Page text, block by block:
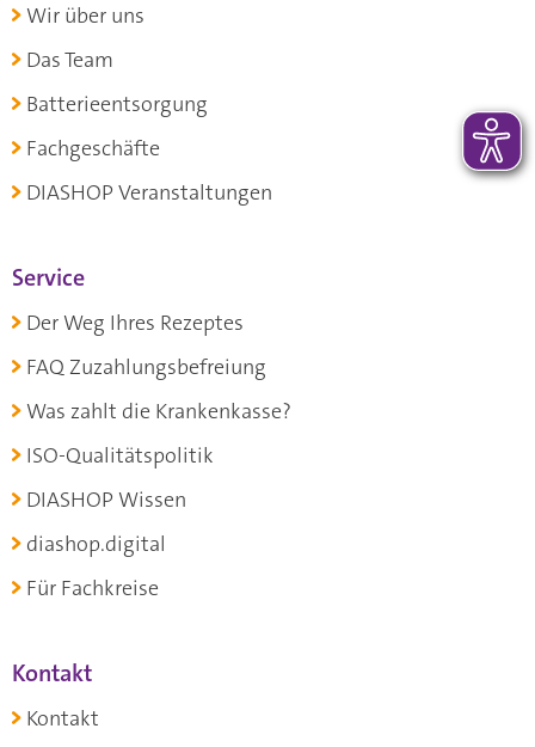
Wir über uns
Das Team
Batterieentsorgung
Fachgeschäfte
DIASHOP Veranstaltungen
Service
Der Weg Ihres Rezeptes
FAQ Zuzahlungsbefreiung
Was zahlt die Krankenkasse?
ISO-Qualitätspolitik
DIASHOP Wissen
diashop.digital
Für Fachkreise
Kontakt
Kontakt